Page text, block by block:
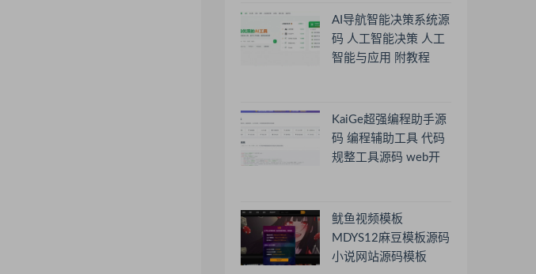
AI导航智能决策系统源
码 人工智能决策 人工
智能与应用 附教程
KaiGe超强编程助手源
码 编程辅助工具 代码
规整工具源码 web开
鱿鱼视频模板
MDYS12麻豆模板源码
小说网站源码模板